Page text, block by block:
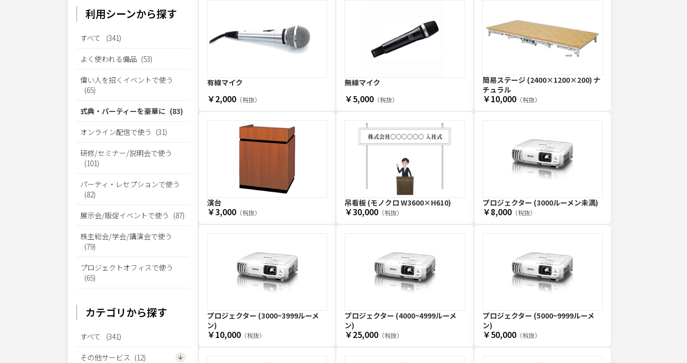
利用シーンから探す
すべて (341)
よく使われる備品 (53)
偉い人を招くイベントで使う
(65)
式典・パーティーを豪華に (83)
オンライン配信で使う (31)
研修/セミナー/説明会で使う
(101)
パーティ・レセプションで使う
(82)
展示会/販促イベントで使う (87)
株主総会/学会/講演会で使う
(79)
プロジェクトオフィスで使う
(65)
カテゴリから探す
すべて (341)
その他サービス (12)
有線マイク
￥2,000 （税抜）
無線マイク
￥5,000 （税抜）
簡易ステージ (2400×1200×200) ナ
チュラル
￥10,000（税抜）
演台
￥3,000 （税抜）
吊看板 (モノクロ W3600×H610)
￥30,000 （税抜）
プロジェクター (3000ルーメン未満)
￥8,000（税抜）
プロジェクター (3000~3999ルーメ
ン)
￥10,000 （税抜）
プロジェクター (4000~4999ルーメ
ン)
￥25,000 （税抜）
プロジェクター (5000~9999ルーメ
ン)
￥50,000（税抜）